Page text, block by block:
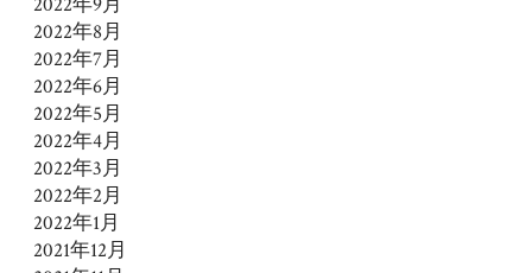
2022年8月
2022年7月
2022年6月
2022年5月
2022年4月
2022年3月
2022年2月
2022年1月
2021年12月